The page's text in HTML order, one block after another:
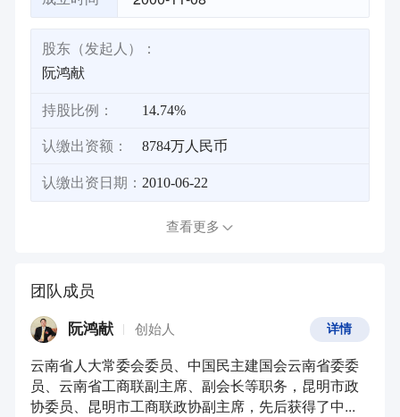
股东（发起人）：
阮鸿献
持股比例： 14.74%
认缴出资额： 8784万人民币
认缴出资日期： 2010-06-22
查看更多
团队成员
阮鸿献 创始人
云南省人大常委会委员、中国民主建国会云南省委委
员、云南省工商联副主席、副会长等职务，昆明市政
协委员、昆明市工商联政协副主席，先后获得了中...
详情